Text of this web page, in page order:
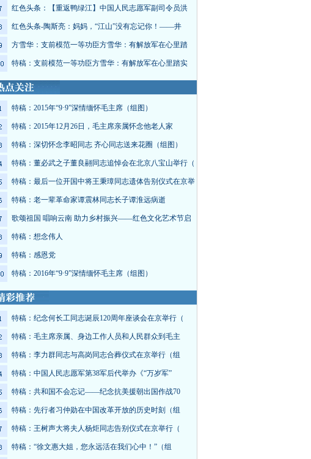
红色头条：【重返鸭绿江】中国人民志愿军副司令员洪
红色头条-陶斯亮：妈妈，“江山”没有忘记你！——井
方雪华：支前模范一等功臣方雪华：有解放军在心里踏
特稿：支前模范一等功臣方雪华：有解放军在心里踏实
特稿：2015年“9·9”深情缅怀毛主席（组图）
特稿：2015年12月26日，毛主席亲属怀念他老人家
特稿：深切怀念李昭同志 齐心同志送来花圈（组图）
特稿：董必武之子董良翮同志追悼会在北京八宝山举行（
特稿：最后一位开国中将王秉璋同志遗体告别仪式在京举
特稿：老一辈革命家谭震林同志长子谭淮远病逝
歌颂祖国 唱响云南 助力乡村振兴——红色文化艺术节启
特稿：想念伟人
特稿：感恩党
特稿：2016年“9·9”深情缅怀毛主席（组图）
特稿：纪念何长工同志诞辰120周年座谈会在京举行（
特稿：毛主席亲属、身边工作人员和人民群众到毛主
特稿：李力群同志与高岗同志合葬仪式在京举行（组
特稿：中国人民志愿军第38军后代举办《“万岁军”
特稿：共和国不会忘记——纪念抗美援朝出国作战70
特稿：先行者习仲勋在中国改革开放的历史时刻（组
特稿：王树声大将夫人杨炬同志告别仪式在京举行（
特稿：“徐文惠大姐，您永远活在我们心中！”（组